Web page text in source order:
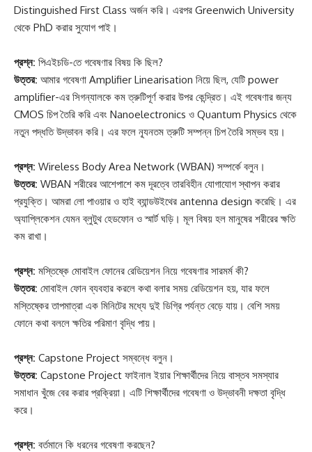
Distinguished First Class অর্জন করি। এরপর Greenwich University
থেকে PhD করার সুযোগ পাই।
প্রশ্ন: পিএইচডি-তে গবেষণার বিষয় কি ছিল?
উত্তর: আমার গবেষণা Amplifier Linearisation নিয়ে ছিল, যেটি power
amplifier-এর সিগন্যালকে কম ত্রুটিপূর্ণ করার উপর কেন্দ্রিত। এই গবেষণার জন্য
CMOS চিপ তৈরি করি এবং Nanoelectronics ও Quantum Physics থেকে
নতুন পদ্ধতি উদ্ভাবন করি। এর ফলে ন্যূনতম ত্রুটি সম্পন্ন চিপ তৈরি সম্ভব হয়।
প্রশ্ন: Wireless Body Area Network (WBAN) সম্পর্কে বলুন।
উত্তর: WBAN শরীরের আশেপাশে কম দূরত্বে তারবিহীন যোগাযোগ স্থাপন করার
প্রযুক্তি। আমরা লো পাওয়ার ও হাই ব্যান্ডউইথের antenna design করেছি। এর
অ্যাপ্লিকেশন যেমন ব্লুটুথ হেডফোন ও স্মার্ট ঘড়ি। মূল বিষয় হল মানুষের শরীরের ক্ষতি
কম রাখা।
প্রশ্ন: মস্তিষ্কে মোবাইল ফোনের রেডিয়েশন নিয়ে গবেষণার সারমর্ম কী?
উত্তর: মোবাইল ফোন ব্যবহার করলে কথা বলার সময় রেডিয়েশন হয়, যার ফলে
মস্তিষ্কের তাপমাত্রা এক মিনিটের মধ্যে দুই ডিগ্রি পর্যন্ত বেড়ে যায়। বেশি সময়
ফোনে কথা বললে ক্ষতির পরিমাণ বৃদ্ধি পায়।
প্রশ্ন: Capstone Project সম্বন্ধে বলুন।
উত্তর: Capstone Project ফাইনাল ইয়ার শিক্ষার্থীদের নিয়ে বাস্তব সমস্যার
সমাধান খুঁজে বের করার প্রক্রিয়া। এটি শিক্ষার্থীদের গবেষণা ও উদ্ভাবনী দক্ষতা বৃদ্ধি
করে।
প্রশ্ন: বর্তমানে কি ধরনের গবেষণা করছেন?